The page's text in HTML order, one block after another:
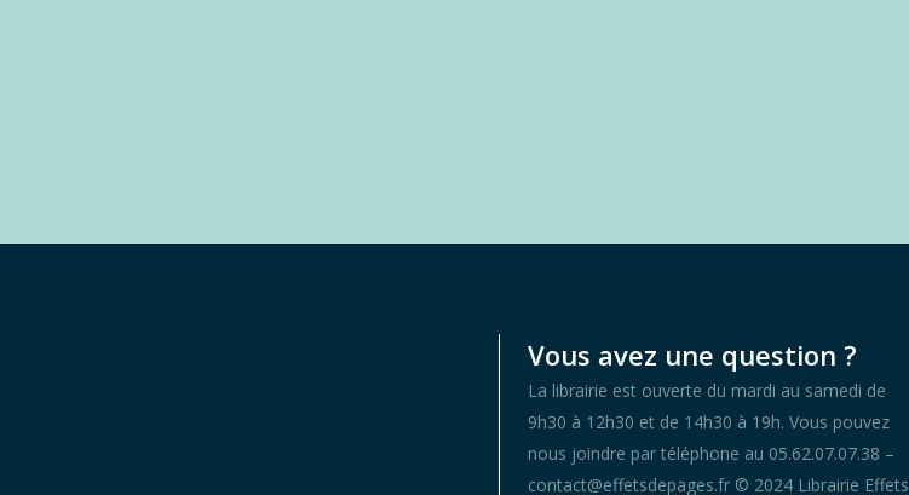
Vous avez une question ?
La librairie est ouverte du mardi au samedi de
9h30 à 12h30 et de 14h30 à 19h. Vous pouvez
nous joindre par téléphone au 05.62.07.07.38 –
contact@effetsdepages.fr © 2024 Librairie Effets